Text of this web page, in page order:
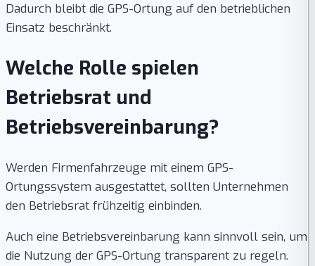
Dadurch bleibt die GPS-Ortung auf den betrieblichen
Einsatz beschränkt.
Welche Rolle spielen
Betriebsrat und
Betriebsvereinbarung?
Werden Firmenfahrzeuge mit einem GPS-
Ortungssystem ausgestattet, sollten Unternehmen
den Betriebsrat frühzeitig einbinden.
Auch eine Betriebsvereinbarung kann sinnvoll sein, um
die Nutzung der GPS-Ortung transparent zu regeln.